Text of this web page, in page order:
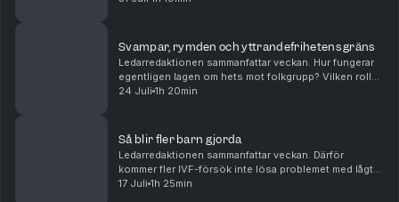
Svampar, rymden och yttrandefrihetens gräns
Ledarredaktionen sammanfattar veckan. Hur fungerar
egentligen lagen om hets mot folkgrupp? Vilken roll
kan psykedelika spela i den palliativa vården? Och vad
24 Juli 1h 20min
Så blir fler barn gjorda
Ledarredaktionen sammanfattar veckan. Därför
kommer fler IVF-försök inte lösa problemet med lågt
barnafödande. Så förringar Palestinarörelsen
17 Juli 1h 25min